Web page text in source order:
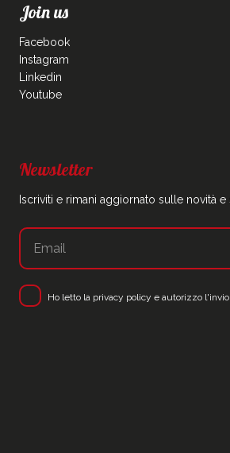
Join us
Facebook
Instagram
Linkedin
Youtube
Newsletter
Iscriviti e rimani aggiornato sulle novità
Ho letto la privacy policy e autorizzo